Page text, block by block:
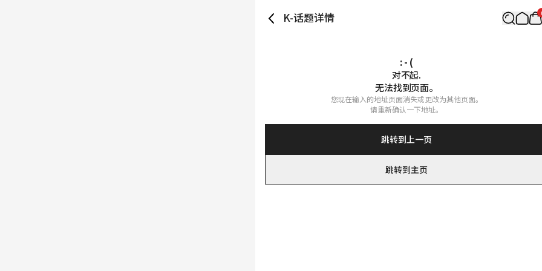
K-话题详情
: - (
对不起.
无法找到页面。
您现在输入的地址页面消失或更改为其他页面。
请重新确认一下地址。
跳转到上一页
跳转到主页